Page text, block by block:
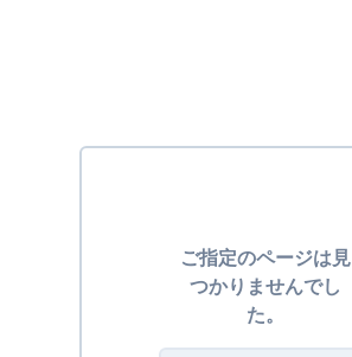
ご指定のページは見
つかりませんでし
た。